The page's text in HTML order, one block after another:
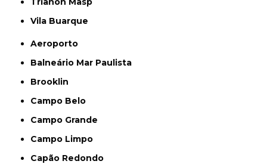
Vila Buarque
Aeroporto
Balneário Mar Paulista
Brooklin
Campo Belo
Campo Grande
Campo Limpo
Capão Redondo